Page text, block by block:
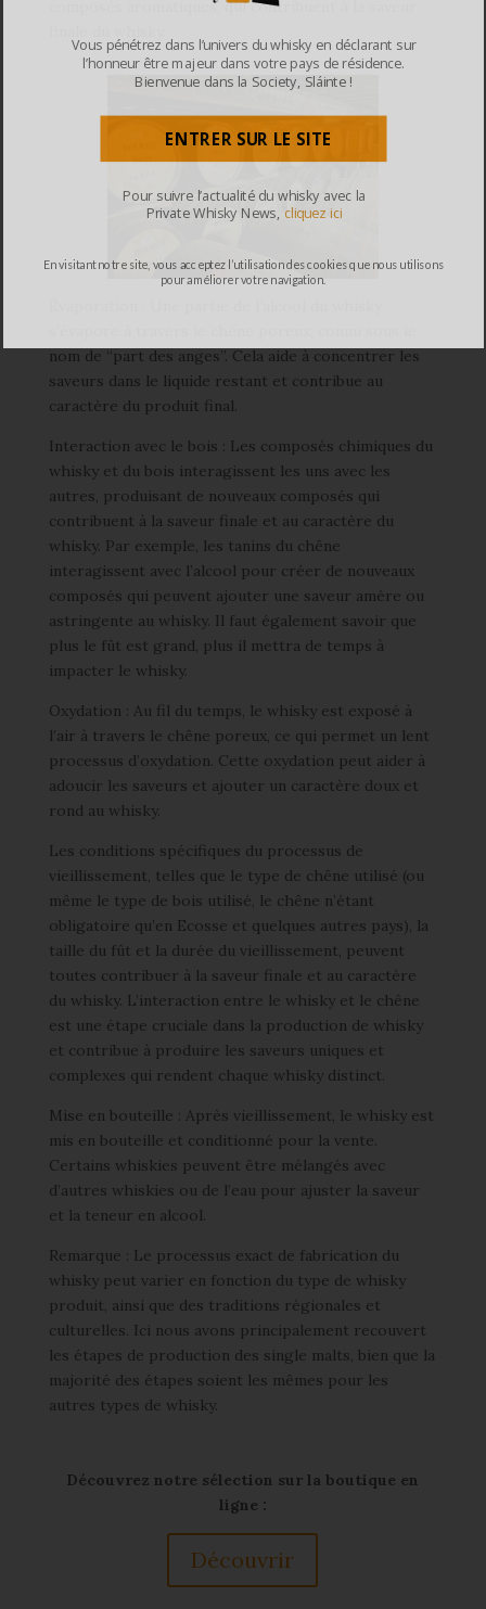
composés aromatiques, qui contribuent à la saveur
nom de “part des anges”. Cela aide à concentrer les
saveurs dans le liquide restant et contribue au
caractère du produit final.
Interaction avec le bois : Les composés chimiques du
whisky et du bois interagissent les uns avec les
autres, produisant de nouveaux composés qui
contribuent à la saveur finale et au caractère du
whisky. Par exemple, les tanins du chêne
interagissent avec l’alcool pour créer de nouveaux
composés qui peuvent ajouter une saveur amère ou
astringente au whisky. Il faut également savoir que
plus le fût est grand, plus il mettra de temps à
impacter le whisky.
Oxydation : Au fil du temps, le whisky est exposé à
l’air à travers le chêne poreux, ce qui permet un lent
processus d’oxydation. Cette oxydation peut aider à
adoucir les saveurs et ajouter un caractère doux et
rond au whisky.
Les conditions spécifiques du processus de
vieillissement, telles que le type de chêne utilisé (ou
même le type de bois utilisé, le chêne n’étant
obligatoire qu’en Ecosse et quelques autres pays), la
taille du fût et la durée du vieillissement, peuvent
toutes contribuer à la saveur finale et au caractère
du whisky. L’interaction entre le whisky et le chêne
est une étape cruciale dans la production de whisky
et contribue à produire les saveurs uniques et
complexes qui rendent chaque whisky distinct.
Mise en bouteille : Après vieillissement, le whisky est
mis en bouteille et conditionné pour la vente.
Certains whiskies peuvent être mélangés avec
d’autres whiskies ou de l’eau pour ajuster la saveur
et la teneur en alcool.
Remarque : Le processus exact de fabrication du
whisky peut varier en fonction du type de whisky
produit, ainsi que des traditions régionales et
culturelles. Ici nous avons principalement recouvert
les étapes de production des single malts, bien que la
majorité des étapes soient les mêmes pour les
autres types de whisky.
Découvrez notre sélection sur la boutique en
ligne :
Découvrir
Vous pénétrez dans l’univers du whisky en déclarant sur
l’honneur être majeur dans votre pays de résidence.
Bienvenue dans la Society, Sláinte !
ENTRER SUR LE SITE
En visitant notre site, vous acceptez l’utilisation des cookies que nous utilisons
pour améliorer votre navigation.
Pour suivre l’actualité du whisky avec la
Private Whisky News, cliquez ici